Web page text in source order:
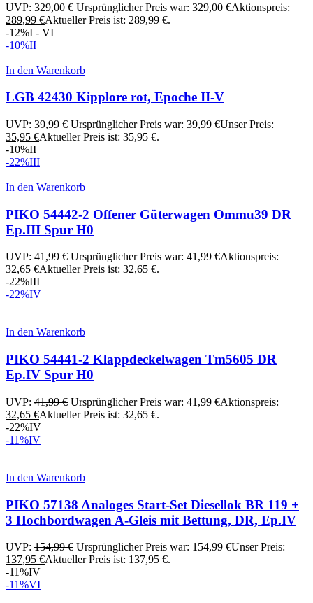
UVP: 329,00€ Ursprünglicher Preis war: 329,00 €Aktionspreis:
289,99 €Aktueller Preis ist: 289,99 €.
-12%I - VI
-10%II
In den Warenkorb
LGB 42430 Kipplore rot, Epoche II-V
UVP: 39,99€ Ursprünglicher Preis war: 39,99 €Unser Preis:
35,95 €Aktueller Preis ist: 35,95 €.
-10%II
-22%III
In den Warenkorb
PIKO 54442-2 Offener Güterwagen Ommu39 DR
Ep.III Spur H0
UVP: 41,99€ Ursprünglicher Preis war: 41,99 €Aktionspreis:
32,65 €Aktueller Preis ist: 32,65 €.
-22%III
-22%IV
In den Warenkorb
PIKO 54441-2 Klappdeckelwagen Tm5605 DR
Ep.IV Spur H0
UVP: 41,99€ Ursprünglicher Preis war: 41,99 €Aktionspreis:
32,65 €Aktueller Preis ist: 32,65 €.
-22%IV
-11%IV
In den Warenkorb
PIKO 57138 Analoges Start-Set Diesellok BR 119 +
3 Hochbordwagen A-Gleis mit Bettung, DR, Ep.IV
UVP: 154,99€ Ursprünglicher Preis war: 154,99 €Unser Preis:
137,95 €Aktueller Preis ist: 137,95 €.
-11%IV
-11%VI